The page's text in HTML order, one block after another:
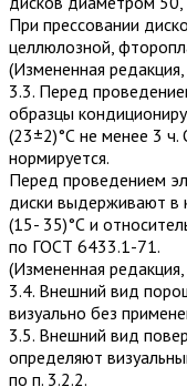
При прессовании
целлюлозной,
(Измененная
3.3. Перед
образцы
(23±2)°С не менее 3 ч.
нормируется.
Перед проведением
диски выдерживают в
(15- 35)°С и
по ГОСТ 6433.1-71.
(Измененная
3.4. Внешний вид
визуально без
3.5. Внешний вид
определяют
по п. 3.2.2.